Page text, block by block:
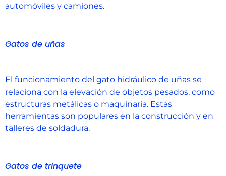
automóviles y camiones.
Gatos de uñas
El funcionamiento del gato hidráulico de uñas se
relaciona con la elevación de objetos pesados, como
estructuras metálicas o maquinaria. Estas
herramientas son populares en la construcción y en
talleres de soldadura.
Gatos de trinquete